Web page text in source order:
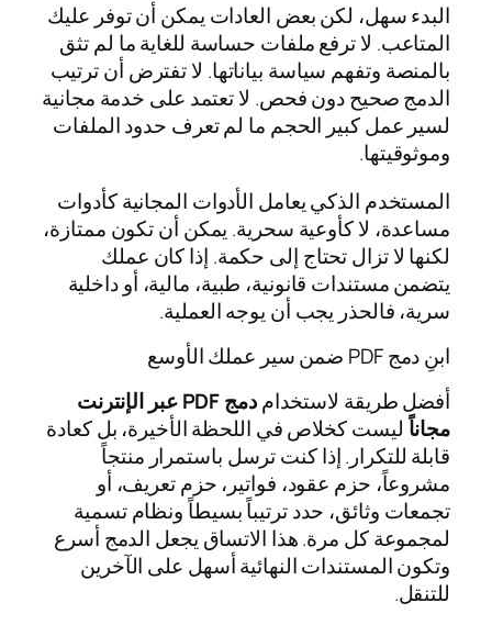
البدء سهل، لكن بعض العادات يمكن أن توفر عليك
المتاعب. لا ترفع ملفات حساسة للغاية ما لم تثق
بالمنصة وتفهم سياسة بياناتها. لا تفترض أن ترتيب
الدمج صحيح دون فحص. لا تعتمد على خدمة مجانية
لسير عمل كبير الحجم ما لم تعرف حدود الملفات
وموثوقيتها.
المستخدم الذكي يعامل الأدوات المجانية كأدوات
مساعدة، لا كأوعية سحرية. يمكن أن تكون ممتازة،
لكنها لا تزال تحتاج إلى حكمة. إذا كان عملك
يتضمن مستندات قانونية، طبية، مالية، أو داخلية
سرية، فالحذر يجب أن يوجه العملية.
ابنِ دمج PDF ضمن سير عملك الأوسع
أفضل طريقة لاستخدام
دمج PDF عبر الإنترنت
مجاناً ليست كخلاص في اللحظة الأخيرة، بل كعادة
قابلة للتكرار. إذا كنت ترسل باستمرار منتجاً
مشروعاً، حزم عقود، فواتير، حزم تعريف، أو
تجمعات وثائق، حدد ترتيباً بسيطاً ونظام تسمية
لمجموعة كل مرة. هذا الاتساق يجعل الدمج أسرع
وتكون المستندات النهائية أسهل على الآخرين
للتنقل.